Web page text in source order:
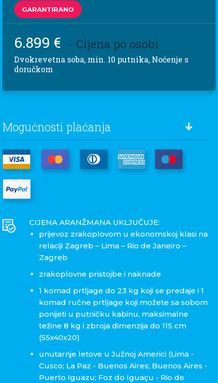
GARANTIRANO
6.899 € - Cijena po osobi
Dvokrevetna soba, min. 10 putnika, Noćenje s
doručkom
Mogućnosti plaćanja
CIJENA ARANŽMANA UKLJUČUJE:
prijevoz zrakoplovom u ekonomskoj klasi na
relaciji Zagreb – Lima – Rio de Janeiro –
Zagreb
zrakoplovne pristojbe i naknade
1 komad prtljage do 23 kg koji se predaje i 1
komad ručne prtljage koji možete sa sobom
ponijeti u putničku kabinu, maksimalne
težine 8 kg i zbroja dimenzija do 115 cm
(55x40x20)
unutarnje letove u Južnoj Americi (Lima -
Cusco; La Paz - Buenos Aires; Buenos Aires -
Puerto Iguazu; Foz do Iguaçu - Rio de